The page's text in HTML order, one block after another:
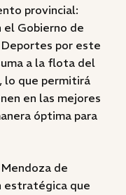
provincial:
el Gobierno de
por este
a la flota del
lo que permitirá
en las mejores
óptima para
de
estratégica que